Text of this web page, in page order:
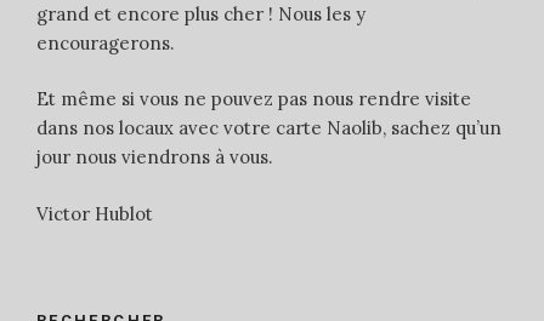
grand et encore plus cher ! Nous les y
encouragerons.
Et même si vous ne pouvez pas nous rendre visite
dans nos locaux avec votre carte Naolib, sachez qu’un
jour nous viendrons à vous.
Victor Hublot